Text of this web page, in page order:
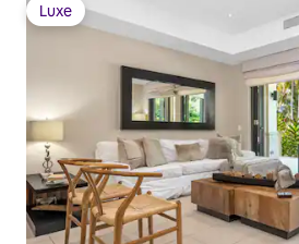
Luxe
Luxe